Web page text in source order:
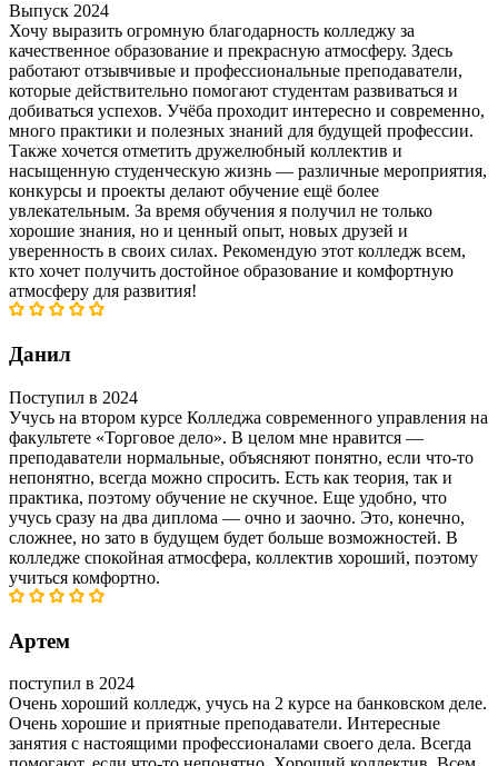
Выпуск 2024
Хочу выразить огромную благодарность колледжу за
качественное образование и прекрасную атмосферу. Здесь
работают отзывчивые и профессиональные преподаватели,
которые действительно помогают студентам развиваться и
добиваться успехов. Учёба проходит интересно и современно,
много практики и полезных знаний для будущей профессии.
Также хочется отметить дружелюбный коллектив и
насыщенную студенческую жизнь — различные мероприятия,
конкурсы и проекты делают обучение ещё более
увлекательным. За время обучения я получил не только
хорошие знания, но и ценный опыт, новых друзей и
уверенность в своих силах. Рекомендую этот колледж всем,
кто хочет получить достойное образование и комфортную
атмосферу для развития!
Данил
Поступил в 2024
Учусь на втором курсе Колледжа современного управления на
факультете «Торговое дело». В целом мне нравится —
преподаватели нормальные, объясняют понятно, если что-то
непонятно, всегда можно спросить. Есть как теория, так и
практика, поэтому обучение не скучное. Еще удобно, что
учусь сразу на два диплома — очно и заочно. Это, конечно,
сложнее, но зато в будущем будет больше возможностей. В
колледже спокойная атмосфера, коллектив хороший, поэтому
учиться комфортно.
Артем
поступил в 2024
Очень хороший колледж, учусь на 2 курсе на банковском деле.
Очень хорошие и приятные преподаватели. Интересные
занятия с настоящими профессионалами своего дела. Всегда